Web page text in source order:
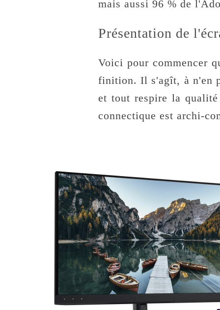
mais aussi 96 % de
Présentation de
Voici pour commencer
finition. Il s'agît, à n'en
et tout respire la
connectique est archi-